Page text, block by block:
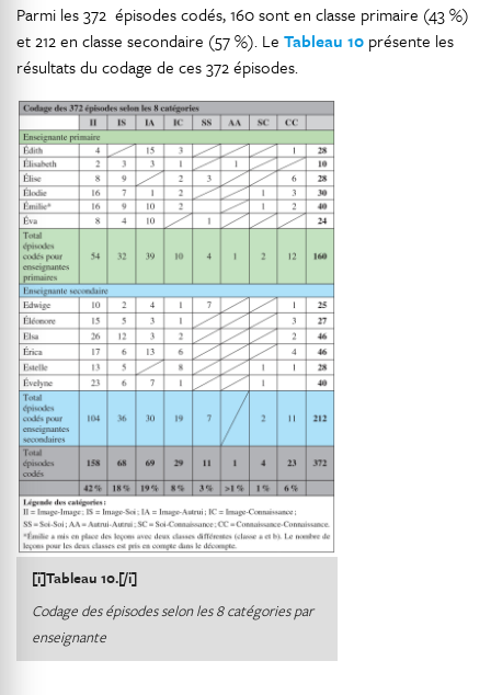
Parmi les 372 épisodes codés, 160 sont en classe primaire (43 %)
et 212 en classe secondaire (57 %). Le Tableau 10 présente les
résultats du codage de ces 372 épisodes.
[i]Tableau 10.[/i]
Codage des épisodes selon les 8 catégories par
enseignante